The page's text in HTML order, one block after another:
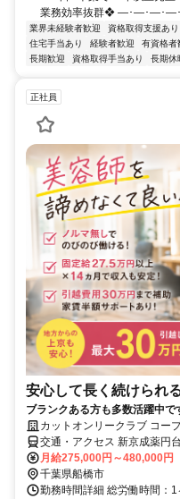
業務効率抜群❖ ―･―･―･―
業界未経験者歓迎 資格取得支援あり
住宅手当あり
経験者歓迎 有資格者
長期歓迎
資格取得手当あり 長期休
正社員
安心して長く続けられ
ブランクある方も多数活躍中で
カットオンリークラブ コー
交通・アクセス 新京成薬円
月給275,000円～480,000円
千葉県船橋市
勤務時間詳細 総労働時間：